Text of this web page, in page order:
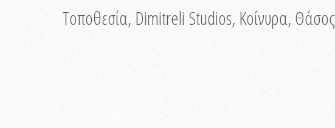
Τοποθεσία, Dimitreli Studios, Κοίνυρα, Θάσος